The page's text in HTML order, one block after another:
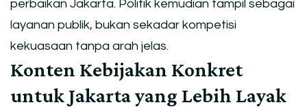
perbaikan Jakarta. Politik kemudian tampil sebagai
layanan publik, bukan sekadar kompetisi
kekuasaan tanpa arah jelas.
Konten Kebijakan Konkret
untuk Jakarta yang Lebih Layak